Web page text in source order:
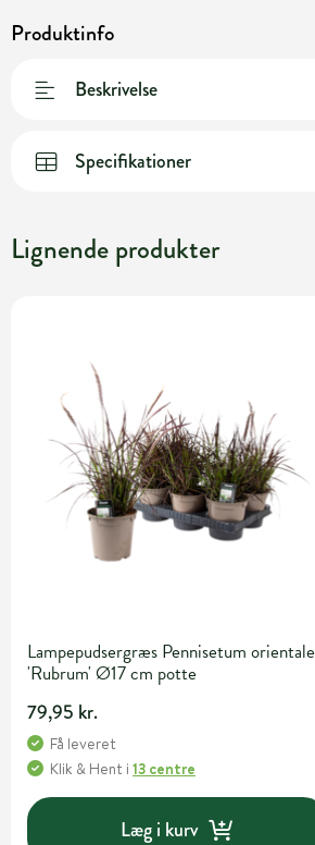
Produktinfo
Beskrivelse
Specifikationer
Lignende produkter
Lampepudsergræs Pennisetum orientale
'Rubrum' Ø17 cm potte
79,95 kr.
Få leveret
Klik & Hent i 13 centre
Læg i kurv